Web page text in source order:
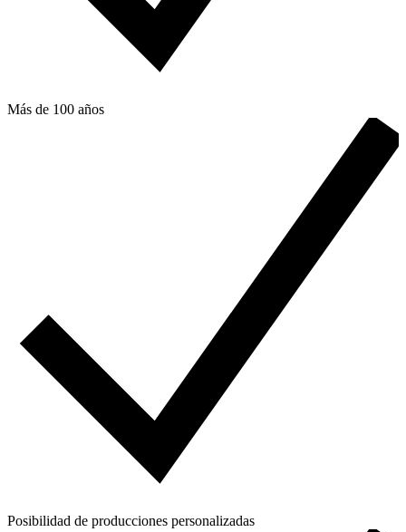
Más de 100 años
Posibilidad de producciones personalizadas